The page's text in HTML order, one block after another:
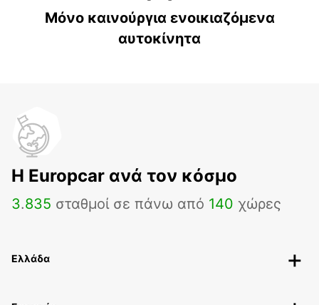
Μόνο καινούργια ενοικιαζόμενα
αυτοκίνητα
H Europcar ανά τον κόσμο
3.835 σταθμοί σε πάνω από 140 χώρες
Ελλάδα